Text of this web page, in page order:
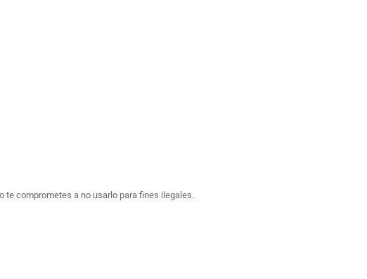
te comprometes a no usarlo para fines ilegales.